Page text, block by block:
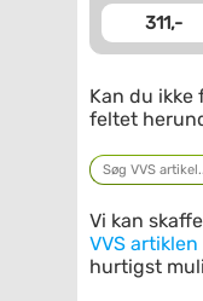
311,-
Kan du ikke
feltet
Vi kan
VVS
hurtigst